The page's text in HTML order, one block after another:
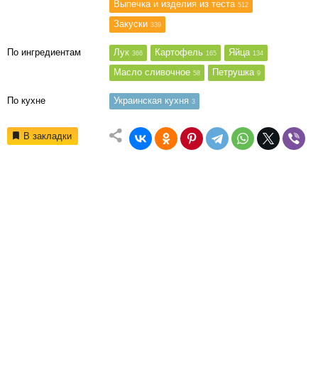
Выпечка и изделия из теста 512
Закуски 339
По ингредиентам Лук 366 Картофель 165 Яйца 134
Масло сливочное 58 Петрушка 9
По кухне Украинская кухня 3
В закладки